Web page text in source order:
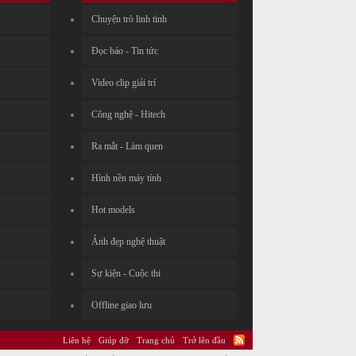
Chuyện trò linh tinh
Đọc báo - Tin tức
Video clip giải trí
Công nghệ - Hitech
Ra mắt - Làm quen
Hình nền máy tính
Hot models
Ảnh đẹp nghệ thuật
Sự kiện - Cuộc thi
Offline giao lưu
Liên hệ Giúp đỡ Trang chủ
Trở lên đầu